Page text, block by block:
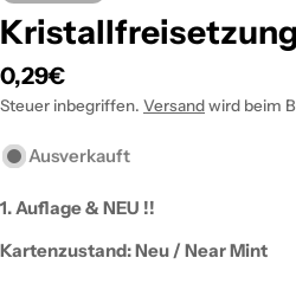
Regulärer
Preis
0,29€
Steuer inbegriffen. Versandwird beim
Ausverkauft
1. Auflage & NEU !!
Kartenzustand: Neu / Near Mint